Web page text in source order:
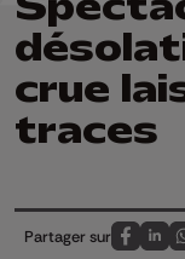
crue
traces
Partager sur